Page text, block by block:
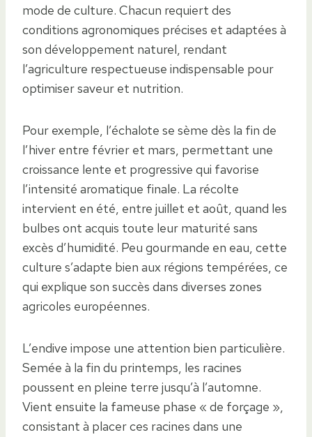
mode de culture. Chacun requiert des
conditions agronomiques précises et adaptées à
son développement naturel, rendant
l’agriculture respectueuse indispensable pour
optimiser saveur et nutrition.
Pour exemple, l’échalote se sème dès la fin de
l’hiver entre février et mars, permettant une
croissance lente et progressive qui favorise
l’intensité aromatique finale. La récolte
intervient en été, entre juillet et août, quand les
bulbes ont acquis toute leur maturité sans
excès d’humidité. Peu gourmande en eau, cette
culture s’adapte bien aux régions tempérées, ce
qui explique son succès dans diverses zones
agricoles européennes.
L’endive impose une attention bien particulière.
Semée à la fin du printemps, les racines
poussent en pleine terre jusqu’à l’automne.
Vient ensuite la fameuse phase « de forçage »,
consistant à placer ces racines dans une